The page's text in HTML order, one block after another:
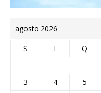
agosto 2026
S T Q
3
4 5